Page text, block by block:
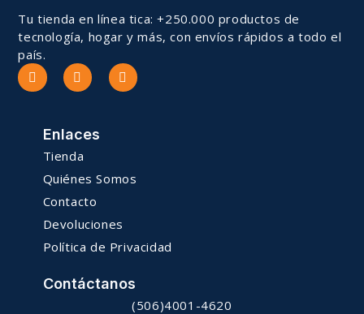
Tu tienda en línea tica: +250.000 productos de
tecnología, hogar y más, con envíos rápidos a todo el
país.
Enlaces
Tienda
Quiénes Somos
Contacto
Devoluciones
Política de Privacidad
Contáctanos
(506)4001-4620